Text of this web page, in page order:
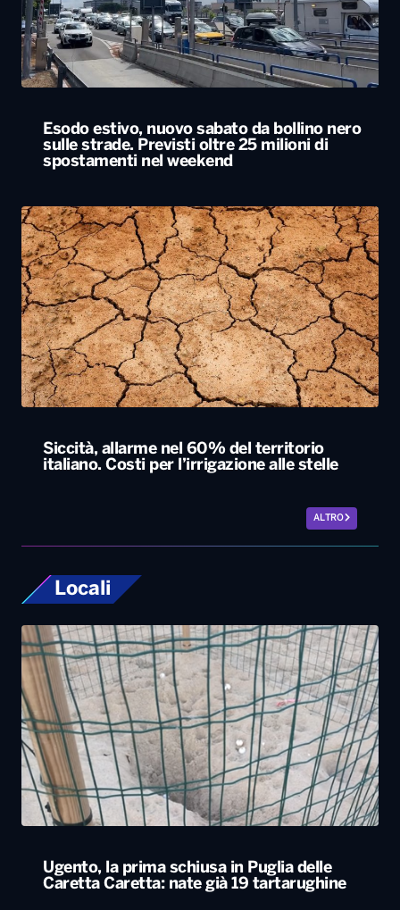
Esodo estivo, nuovo sabato da bollino nero
sulle strade. Previsti oltre 25 milioni di
spostamenti nel weekend
Siccità, allarme nel 60% del territorio
italiano. Costi per l’irrigazione alle stelle
ALTRO
Locali
Ugento, la prima schiusa in Puglia delle
Caretta Caretta: nate già 19 tartarughine